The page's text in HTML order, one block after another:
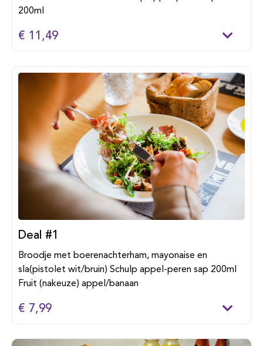
200ml
€ 11,49
Deal #1
Broodje met boerenachterham, mayonaise en
sla(pistolet wit/bruin) Schulp appel-peren sap 200ml
Fruit (nakeuze) appel/banaan
€ 7,99